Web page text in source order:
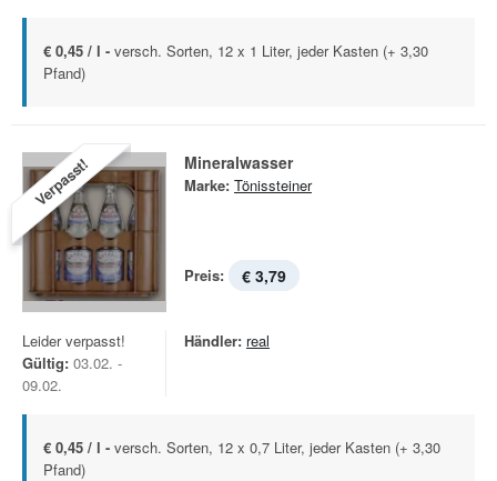
€ 0,45 / l - versch. Sorten, 12 x 1 Liter, jeder Kasten (+ 3,30
Pfand)
Verpasst! Mineralwasser
Marke: Tönissteiner
Preis: € 3,79
Leider verpasst!
Gültig: 03.02. -
09.02.
Händler: real
€ 0,45 / l - versch. Sorten, 12 x 0,7 Liter, jeder Kasten (+ 3,30
Pfand)